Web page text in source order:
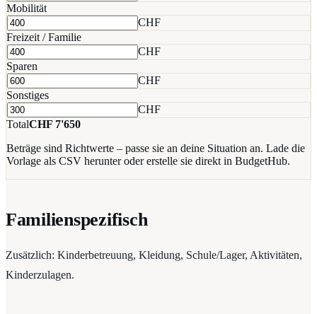
Mobilität
CHF
Freizeit / Familie
CHF
Sparen
CHF
Sonstiges
CHF
TotalCHF 7'650
Beträge sind Richtwerte – passe sie an deine Situation an. Lade die
Vorlage als CSV herunter oder erstelle sie direkt in BudgetHub.
Familienspezifisch
Zusätzlich: Kinderbetreuung, Kleidung, Schule/Lager, Aktivitäten,
Kinderzulagen.